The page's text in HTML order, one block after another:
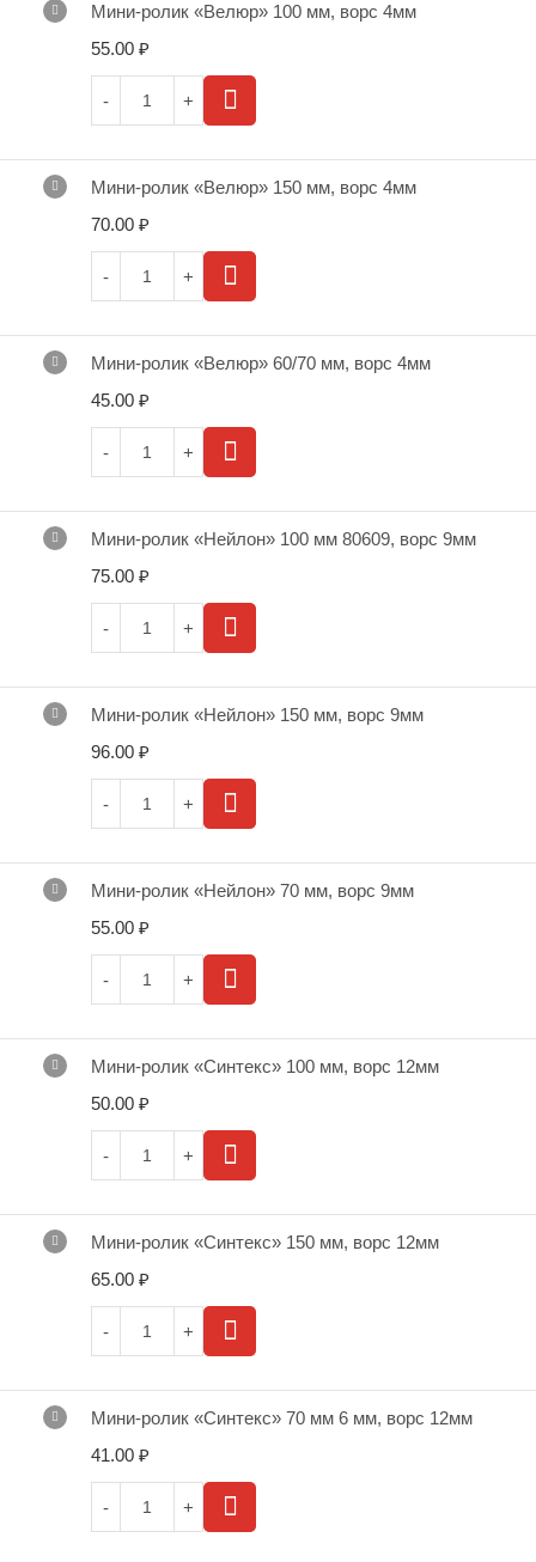
Мини-ролик «Велюр» 100 мм, ворс 4мм
55.00 ₽
Мини-ролик «Велюр» 150 мм, ворс 4мм
70.00 ₽
Мини-ролик «Велюр» 60/70 мм, ворс 4мм
45.00 ₽
Мини-ролик «Нейлон» 100 мм 80609, ворс 9мм
75.00 ₽
Мини-ролик «Нейлон» 150 мм, ворс 9мм
96.00 ₽
Мини-ролик «Нейлон» 70 мм, ворс 9мм
55.00 ₽
Мини-ролик «Синтекс» 100 мм, ворс 12мм
50.00 ₽
Мини-ролик «Синтекс» 150 мм, ворс 12мм
65.00 ₽
Мини-ролик «Синтекс» 70 мм 6 мм, ворс 12мм
41.00 ₽